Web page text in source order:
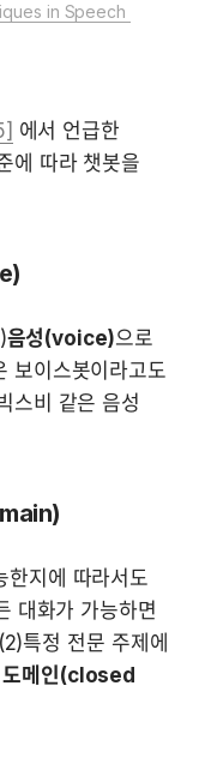
in Speech
에서 언급한
에 따라 챗봇을
음성(voice)으로
보이스봇이라고도
스비 같은 음성
한지에 따라서도
특정 전문 주제에
도메인(closed